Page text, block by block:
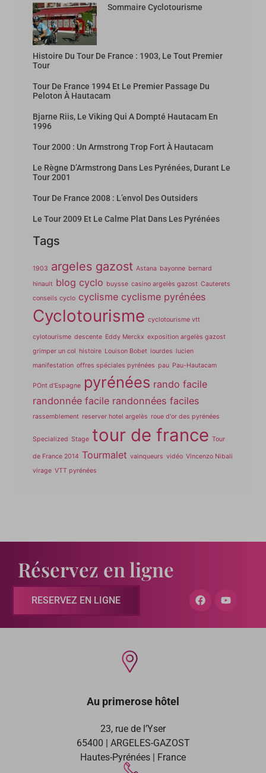
Sommaire Cyclotourisme
Histoire Du Tour De France : 1903, Le Tout Premier
Tour
Tour De France 1994 Et Le Premier Passage Du
Peloton À Hautacam
Bjarne Riis, Le Viking Qui A Dompté Hautacam En
1996
Tour 2000 : Un Armstrong Trop Fort À Hautacam
Le Règne D’Armstrong Dans Les Pyrénées, Durant Le
Tour 2001
Tour De France 2008 : L’envol Des Outsiders
Le Tour 2009 Et Le Calme Plat Dans Les Pyrénées
Tags
1903 argeles gazost Astana bayonne bernard
hinault blog cyclo buysse casino argelès gazost Cauterets
conseils cyclo cyclisme cyclisme pyrénées
Cyclotourisme cyclotourisme vtt
cylotourisme descente Eddy Merckx exposition argelès gazost
grimper un col histoire Louison Bobet lourdes lucien
manifestation offres spéciales pyrénées pau Pau-Hautacam
POnt d'Espagne pyrénées rando facile
randonnée facile randonnées faciles
rassemblement reserver hotel argelès roue d'or des pyrénées
Specialized Stage tour de france Tour
de France 2014 Tourmalet vainqueurs vidéo Vincenzo Nibali
virage VTT pyrénées
Réservez en ligne
RESERVEZ EN LIGNE
Au primerose hôtel
23, rue de l’Yser
65400 | ARGELES-GAZOST
Hautes-Pyrénées | France